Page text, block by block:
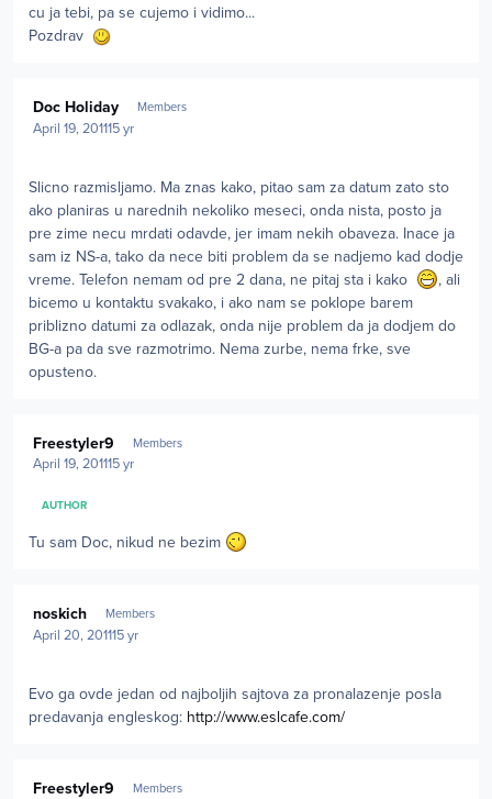
cu ja tebi, pa se cujemo i vidimo...
Pozdrav
Doc Holiday Members
April 19, 201115 yr
Slicno razmisljamo. Ma znas kako, pitao sam za datum zato sto
ako planiras u narednih nekoliko meseci, onda nista, posto ja
pre zime necu mrdati odavde, jer imam nekih obaveza. Inace ja
sam iz NS-a, tako da nece biti problem da se nadjemo kad dodje
vreme. Telefon nemam od pre 2 dana, ne pitaj sta i kako
, ali
bicemo u kontaktu svakako, i ako nam se poklope barem
priblizno datumi za odlazak, onda nije problem da ja dodjem do
BG-a pa da sve razmotrimo. Nema zurbe, nema frke, sve
opusteno.
Freestyler9 Members
April 19, 201115 yr
AUTHOR
Tu sam Doc, nikud ne bezim
noskich Members
April 20, 201115 yr
Evo ga ovde jedan od najboljih sajtova za pronalazenje posla
predavanja engleskog: http://www.eslcafe.com/
Freestyler9 Members